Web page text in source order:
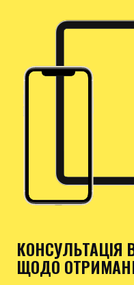
КОНСУЛЬТАЦІЯ
ЩОДО